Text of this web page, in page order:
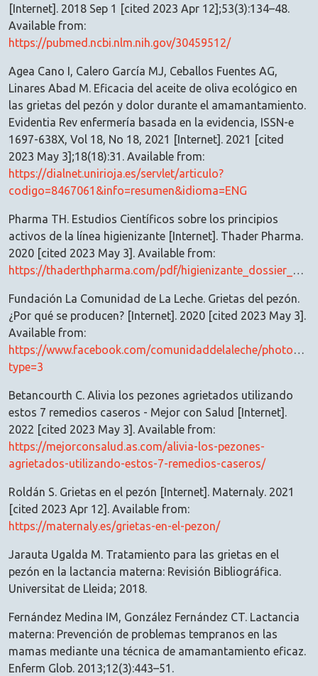
[Internet]. 2018 Sep 1 [cited 2023 Apr 12];53(3):134–48.
Available from:
https://pubmed.ncbi.nlm.nih.gov/30459512/
Agea Cano I, Calero García MJ, Ceballos Fuentes AG,
Linares Abad M. Eficacia del aceite de oliva ecológico en
las grietas del pezón y dolor durante el amamantamiento.
Evidentia Rev enfermería basada en la evidencia, ISSN-e
1697-638X, Vol 18, No 18, 2021 [Internet]. 2021 [cited
2023 May 3];18(18):31. Available from:
https://dialnet.unirioja.es/servlet/articulo?
codigo=8467061&info=resumen&idioma=ENG
Pharma TH. Estudios Científicos sobre los principios
activos de la línea higienizante [Internet]. Thader Pharma.
2020 [cited 2023 May 3]. Available from:
https://thaderthpharma.com/pdf/higienizante_dossier_principios_activos_es_th_pharma.pdf
Fundación La Comunidad de La Leche. Grietas del pezón.
¿Por qué se producen? [Internet]. 2020 [cited 2023 May 3].
Available from:
https://www.facebook.com/comunidaddelaleche/photos/
type=3
Betancourth C. Alivia los pezones agrietados utilizando
estos 7 remedios caseros - Mejor con Salud [Internet].
2022 [cited 2023 May 3]. Available from:
https://mejorconsalud.as.com/alivia-los-pezones-
agrietados-utilizando-estos-7-remedios-caseros/
Roldán S. Grietas en el pezón [Internet]. Maternaly. 2021
[cited 2023 Apr 12]. Available from:
https://maternaly.es/grietas-en-el-pezon/
Jarauta Ugalda M. Tratamiento para las grietas en el
pezón en la lactancia materna: Revisión Bibliográfica.
Universitat de Lleida; 2018.
Fernández Medina IM, González Fernández CT. Lactancia
materna: Prevención de problemas tempranos en las
mamas mediante una técnica de amamantamiento eficaz.
Enferm Glob. 2013;12(3):443–51.